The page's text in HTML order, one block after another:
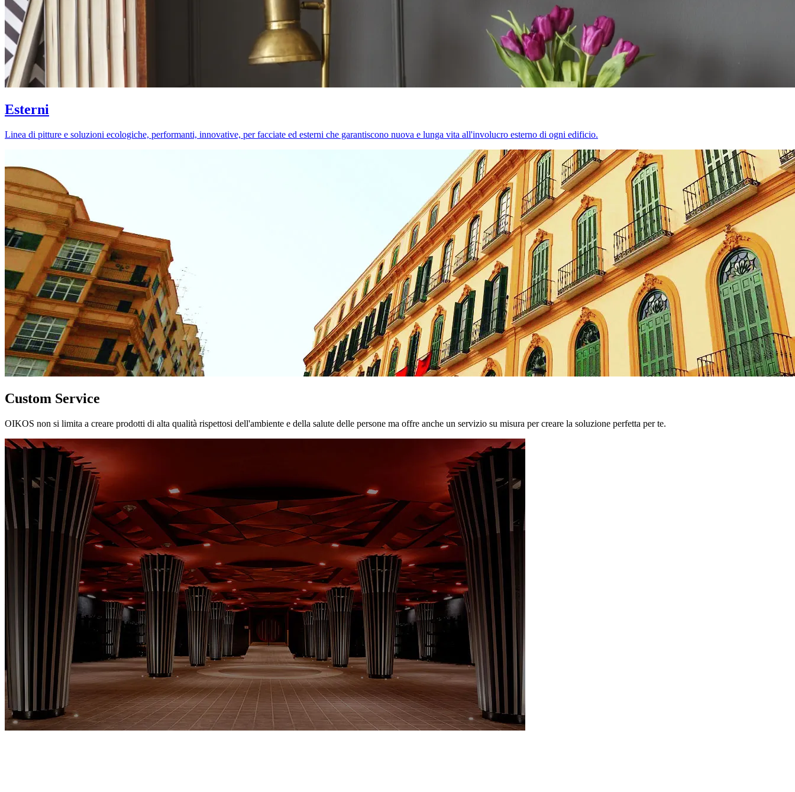
Esterni
Linea di pitture e soluzioni ecologiche, performanti, innovative, per facciate ed esterni che garantiscono nuova e lunga vita all'involucro esterno di ogni edificio.
Custom Service
OIKOS non si limita a creare prodotti di alta qualità rispettosi dell'ambiente e della salute delle persone ma offre anche un servizio su misura per creare la soluzione perfetta per te.